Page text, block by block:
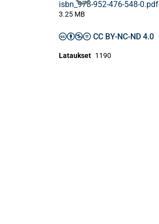
Ladataan...
isbn_978-952-476-548-0.pdf
3.25 MB
CC BY-NC-ND 4.0
Lataukset 1190